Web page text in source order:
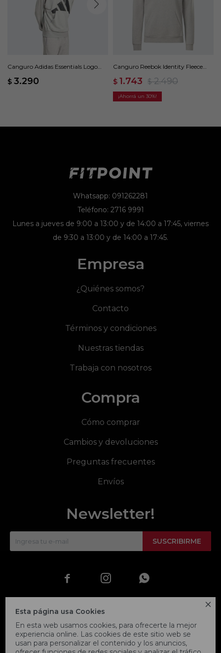

Esta página usa Cookies
En esta web usamos cookies, para ofrecerte la mejor
experiencia online. Las cookies de este sitio web se
usan para personalizar el contenido y los anuncios,
Canguro Adidas Essentials Logo
$ 3.290
Canguro Reebok Identity Fleece
$ 1.743 $ 2.490
30
Whatsapp: 091262281
Teléfono: 2716 9991
Lunes a jueves de 9:00 a 13:00 y de 14:00 a 17:45, viernes
de 9:30 a 13:00 y de 14:00 a 17:45.
Empresa
¿Quiénes somos?
Contacto
Términos y condiciones
Nuestras tiendas
Trabaja con nosotros
Compra
Cómo comprar
Cambios y devoluciones
Preguntas frecuentes
Envíos
Newsletter!
SUSCRIBIRME
  